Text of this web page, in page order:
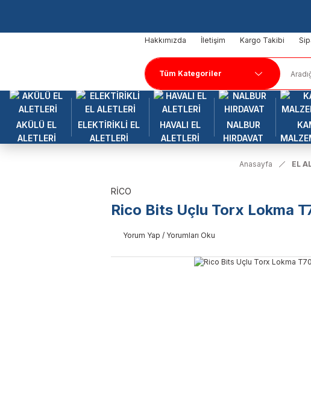
Hakkımızda İletişim Kargo Takibi
AKÜLÜ EL
ALETLERİ
ELEKTİRİKLİ EL
ALETLERİ
HAVALI EL
ALETLERİ
NALBUR
HIRDAVAT
Anasayfa EL
RİCO
Rico Bits Uçlu Torx Lokma
Yorum Yap / Yorumları Oku